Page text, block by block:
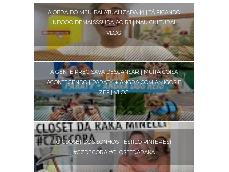
A OBRA DO MEU PAI ATUALIZADA 🚧 | TÁ FICANDO
LINDOOO DEMAISSS! IDA AO RJ | NAU CULTURAL |
VLOG
A GENTE PRECISAVA DESCANSAR | MUITA COISA
ACONTECENDO | PARATY + ANGRA COM AMIGOS E
ZEF | VLOG
O CLOSET DOS SONHOS - ESTILO PINTEREST
#CZDECORA #CLOSETDARAKA